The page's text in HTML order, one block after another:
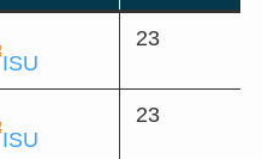
ISU
23
ISU
23